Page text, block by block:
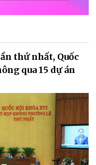
thứ nhất, Quốc
qua 15 dự án